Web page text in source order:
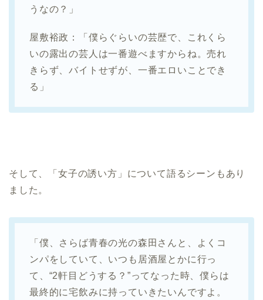
うなの？」
屋敷裕政：「僕らぐらいの芸歴で、これくら
いの露出の芸人は一番遊べますからね。売れ
きらず、バイトせずが、一番エロいことでき
る」
そして、「女子の誘い方」について語るシーンもあり
ました。
「僕、さらば青春の光の森田さんと、よくコ
ンパをしていて、いつも居酒屋とかに行っ
て、“2軒目どうする？”ってなった時、僕らは
最終的に宅飲みに持っていきたいんですよ。